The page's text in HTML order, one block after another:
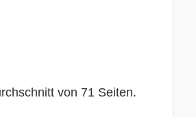
von 71 Seiten.